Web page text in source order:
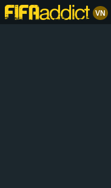
VN